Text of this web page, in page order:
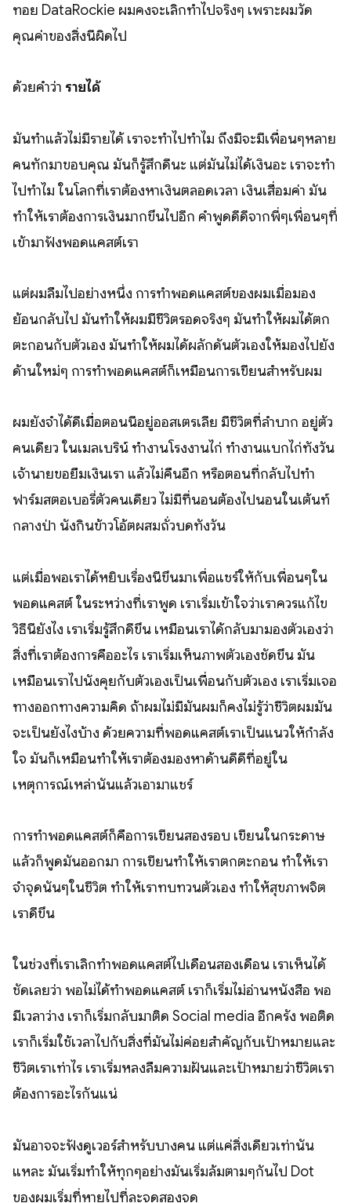
ทอย DataRockie ผมคงจะเลิกทำไปจริงๆ เพราะผมวัด
คุณค่าของสิ่งนี้ผิดไป
ด้วยคำว่า รายได้
มันทำแล้วไม่มีรายได้ เราจะทำไปทำไม ถึงมีจะมีเพื่อนๆหลาย
คนทักมาขอบคุณ มันก็รู้สึกดีนะ แต่มันไม่ได้เงินอะ เราจะทำ
ไปทำไม ในโลกที่เราต้องหาเงินตลอดเวลา เงินเสื่อมค่า มัน
ทำให้เราต้องการเงินมากขึ้นไปอีก คำพูดดีดีจากพี่ๆเพื่อนๆที่
เข้ามาฟังพอดแคสต์เรา
แต่ผมลืมไปอย่างหนึ่ง การทำพอดแคสต์ของผมเมื่อมอง
ย้อนกลับไป มันทำให้ผมมีชีวิตรอดจริงๆ มันทำให้ผมได้ตก
ตะกอนกับตัวเอง มันทำให้ผมได้ผลักดันตัวเองให้มองไปยัง
ด้านใหม่ๆ การทำพอดแคสต์ก็เหมือนการเขียนสำหรับผม
ผมยังจำได้ดีเมื่อตอนนี้อยู่ออสเตรเลีย มีชีวิตที่ลำบาก อยู่ตัว
คนเดียว ในเมลเบริน์ ทำงานโรงงานไก่ ทำงานแบกไก่ทั้งวัน
เจ้านายขอยืมเงินเรา แล้วไม่คืนอีก หรือตอนที่กลับไปทำ
ฟาร์มสตอเบอรี่ตัวคนเดียว ไม่มีที่นอนต้องไปนอนในเต้นท์
กลางป่า นั้งกินข้าวโอ้ตผสมถั่วบดทั้งวัน
แต่เมื่อพอเราได้หยิบเรื่องนี้ขึ้นมาเพื่อแชร์ให้กับเพื่อนๆใน
พอดแคสต์ ในระหว่างที่เราพูด เราเริ่มเข้าใจว่าเราควรแก้ไข
วิธีนี้ยังไง เราเริ่มรู้สึกดีขึ้น เหมือนเราได้กลับมามองตัวเองว่า
สิ่งที่เราต้องการคืออะไร เราเริ่มเห็นภาพตัวเองชัดขึ้น มัน
เหมือนเราไปนั้งคุยกับตัวเองเป็นเพื่อนกับตัวเอง เราเริ่มเจอ
ทางออกทางความคิด ถ้าผมไม่มีมันผมก็คงไม่รู้ว่าชีวิตผมมัน
จะเป็นยังไงบ้าง ด้วยความที่พอดแคสต์เราเป็นแนวให้กำลัง
ใจ มันก็เหมือนทำให้เราต้องมองหาด้านดีดีที่อยู่ใน
เหตุการณ์เหล่านั้นแล้วเอามาแชร์
การทำพอดแคสต์ก็คือการเขียนสองรอบ เขียนในกระดาษ
แล้วก็พูดมันออกมา การเขียนทำให้เราตกตะกอน ทำให้เรา
จำจุดนั้นๆในชีวิต ทำให้เราทบทวนตัวเอง ทำให้สุขภาพจิต
เราดีขึ้น
ในช่วงที่เราเลิกทำพอดแคสต์ไปเดือนสองเดือน เราเห็นได้
ชัดเลยว่า พอไม่ได้ทำพอดแคสต์ เราก็เริ่มไม่อ่านหนังสือ พอ
มีเวลาว่าง เราก็เริ่มกลับมาติด Social media อีกครั้ง พอติด
เราก็เริ่มใช้เวลาไปกับสิ่งที่มันไม่ค่อยสำคัญกับเป้าหมายและ
ชีวิตเราเท่าไร เราเริ่มหลงลืมความฝันและเป้าหมายว่าชีวิตเรา
ต้องการอะไรกันแน่
มันอาจจะฟังดูเวอร์สำหรับบางคน แต่แค่สิ่งเดียวเท่านั้น
แหละ มันเริ่มทำให้ทุกๆอย่างมันเริ่มล้มตามๆกันไป Dot
ของผมเริ่มที่หายไปที่ละจุดสองจุด